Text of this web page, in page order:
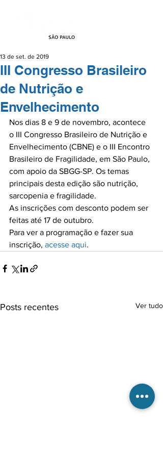
III Congresso Brasileiro
de Nutrição e
Envelhecimento
13 de set. de 2019
Nos dias 8 e 9 de novembro, acontece
o III Congresso Brasileiro de Nutrição e
Envelhecimento (CBNE) e o III Encontro
Brasileiro de Fragilidade, em São Paulo,
com apoio da SBGG-SP. Os temas
principais desta edição são nutrição,
sarcopenia e fragilidade.
As inscrições com desconto podem ser
feitas até 17 de outubro.
Para ver a programação e fazer sua
inscrição, acesse aqui.
Posts recentes Ver tudo